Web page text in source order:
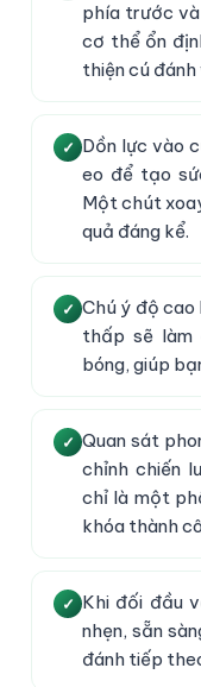
phía trước
cơ thể ổn
thiện cú
Dồn lực vào
eo để tạo
Một chút
quả đáng kể.
Chú ý độ cao
thấp sẽ
bóng, giúp
Quan sát
chỉnh chiến
chỉ là một
khóa thành
Khi đối đầu
nhẹn, sẵn
đánh tiếp